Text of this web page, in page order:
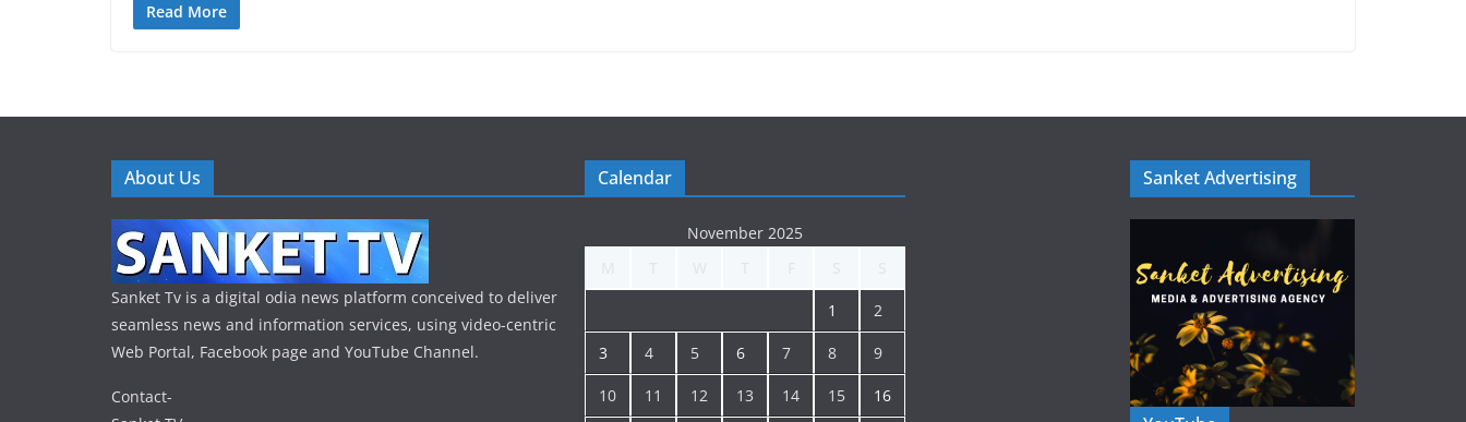
Read More
About Us
Sanket Tv is a digital odia news platform conceived to deliver
seamless news and information services, using video-centric
Web Portal, Facebook page and YouTube Channel.
Contact-
Calendar
November 2025
1 2
3 4 5 6 7 8 9
10 11 12 13 14 15 16
Sanket Advertising